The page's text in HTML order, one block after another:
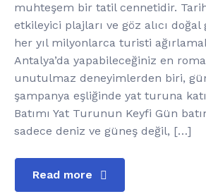
muhteşem bir tatil cennetidir.
etkileyici plajları ve göz alıcı
her yıl milyonlarca turisti
Antalya’da yapabileceğiniz en
unutulmaz deneyimlerden biri,
şampanya eşliğinde yat turuna
Batımı Yat Turunun Keyfi Gün
sadece deniz ve güneş değil, […]
Read more